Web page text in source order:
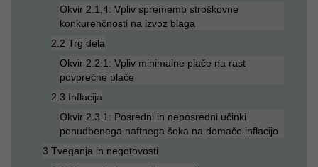
Okvir 2.1.4: Vpliv sprememb stroškovne
konkurenčnosti na izvoz blaga
2.2 Trg dela
Okvir 2.2.1: Vpliv minimalne plače na rast
povprečne plače
2.3 Inflacija
Okvir 2.3.1: Posredni in neposredni učinki
ponudbenega naftnega šoka na domačo inflacijo
3 Tveganja in negotovosti